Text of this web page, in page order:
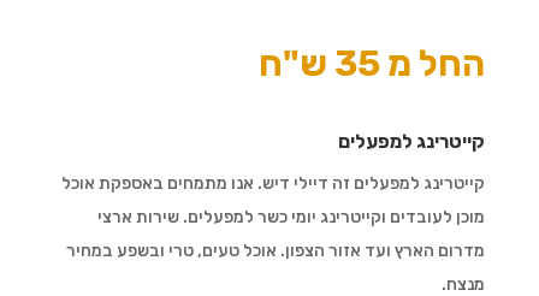
החל מ 35 ש"ח
קייטרינג למפעלים
קייטרינג למפעלים זה דיילי דיש. אנו מתמחים באספקת אוכל
מוכן לעובדים וקייטרינג יומי כשר למפעלים. שירות ארצי
מדרום הארץ ועד אזור הצפון. אוכל טעים, טרי ובשפע במחיר
מנצח.